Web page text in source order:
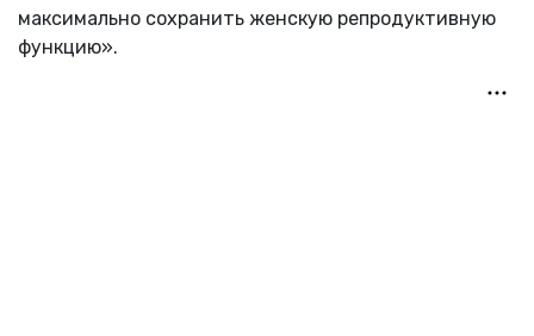
максимально сохранить женскую репродуктивную
функцию».